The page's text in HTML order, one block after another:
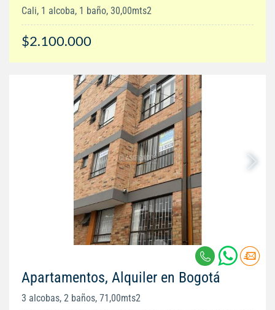
Cali, 1 alcoba, 1 baño, 30,00mts2
$2.100.000
Apartamentos, Alquiler en Bogotá
3 alcobas, 2 baños, 71,00mts2